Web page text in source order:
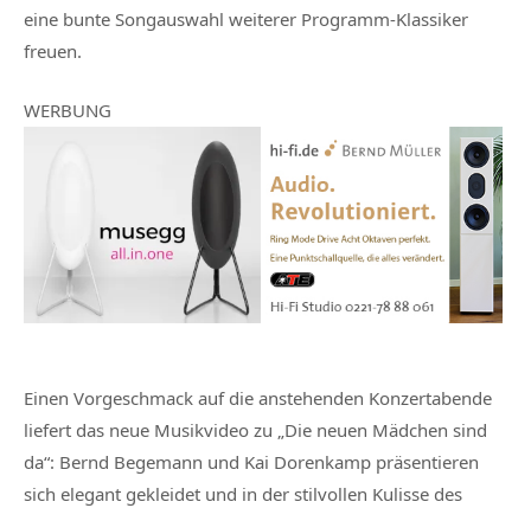
eine bunte Songauswahl weiterer Programm-Klassiker
freuen.
WERBUNG
Einen Vorgeschmack auf die anstehenden Konzertabende
liefert das neue Musikvideo zu „Die neuen Mädchen sind
da“: Bernd Begemann und Kai Dorenkamp präsentieren
sich elegant gekleidet und in der stilvollen Kulisse des